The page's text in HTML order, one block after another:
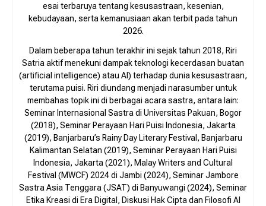
esai terbaruya tentang kesusastraan, kesenian,
kebudayaan, serta kemanusiaan akan terbit pada tahun
2026.
Dalam beberapa tahun terakhir ini sejak tahun 2018, Riri
Satria aktif menekuni dampak teknologi kecerdasan buatan
(artificial intelligence) atau AI) terhadap dunia kesusastraan,
terutama puisi. Riri diundang menjadi narasumber untuk
membahas topik ini di berbagai acara sastra, antara lain:
Seminar Internasional Sastra di Universitas Pakuan, Bogor
(2018), Seminar Perayaan Hari Puisi Indonesia, Jakarta
(2019), Banjarbaru’s Rainy Day Literary Festival, Banjarbaru
Kalimantan Selatan (2019), Seminar Perayaan Hari Puisi
Indonesia, Jakarta (2021), Malay Writers and Cultural
Festival (MWCF) 2024 di Jambi (2024), Seminar Jambore
Sastra Asia Tenggara (JSAT) di Banyuwangi (2024), Seminar
Etika Kreasi di Era Digital, Diskusi Hak Cipta dan Filosofi AI